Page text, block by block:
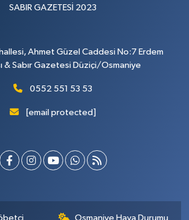
SABIR GAZETESİ 2023
Ahmet Güzel Caddesi No:7 Erdem
& Sabır Gazetesi Düziçi/Osmaniye
0552 551 53 53
[email protected]
Osmaniye Hava Durumu